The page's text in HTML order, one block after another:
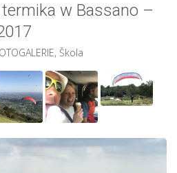
w Bassano –
, Škola